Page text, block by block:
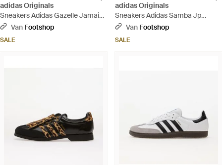
adidas Originals
Sneakers Adidas Gazelle Jamaica
X Bob Marley Bold/ None/ Pure
Van Footshop
SALE
adidas Originals
Sneakers Adidas Samba Jp
Supplier Colour/ Lucid Lemond/
Van Footshop
SALE